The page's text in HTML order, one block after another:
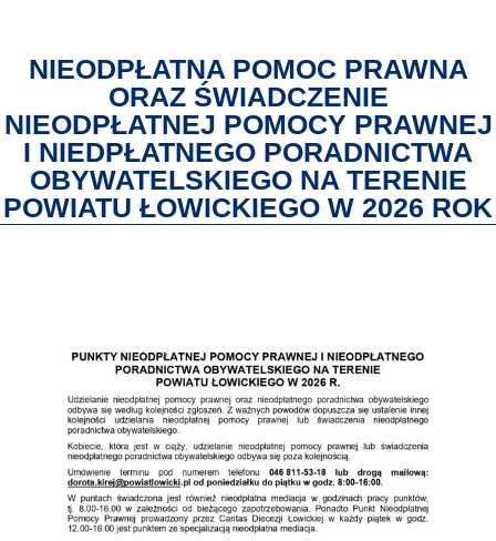
NIEODPŁATNA POMOC PRAWNA
ORAZ ŚWIADCZENIE
NIEODPŁATNEJ POMOCY PRAWNEJ
I NIEDPŁATNEGO PORADNICTWA
OBYWATELSKIEGO NA TERENIE
POWIATU ŁOWICKIEGO W 2026 ROK